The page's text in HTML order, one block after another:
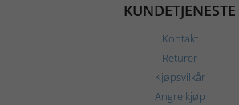
KUNDETJENESTE
Kontakt
Returer
Kjøpsvilkår
Angre kjøp